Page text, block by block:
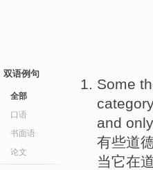
双语例句
全部
口语
书面语
论文
Some
and only
有些道
当它在